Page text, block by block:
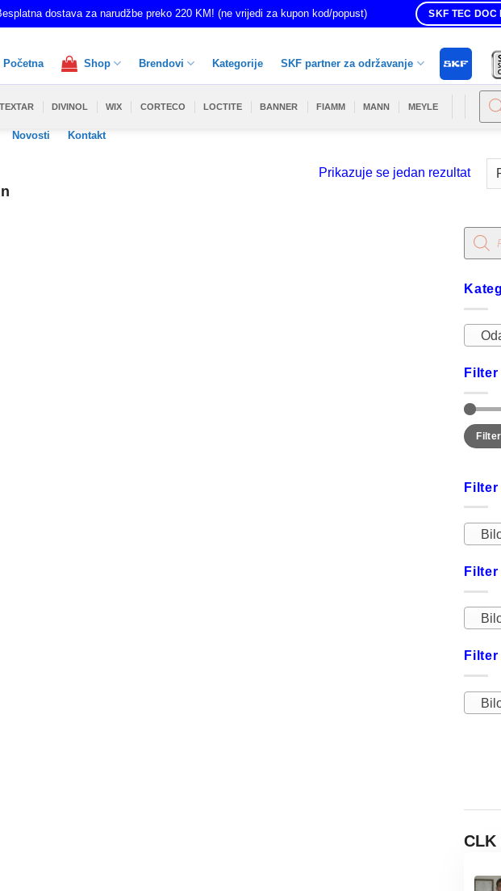
dostava za narudžbe preko 220 KM! (ne vrijedi za kupon kod/popust) SKF TEC DOC
Početna Shop Brendovi Kategorije SKF partner za održavanje
Novosti Kontakt
TEXTAR DIVINOL WIX CORTECO LOCTITE BANNER FIAMM MANN MEYLE
Prikazuje se jedan rezultat
search
cijena
cijena
Filter